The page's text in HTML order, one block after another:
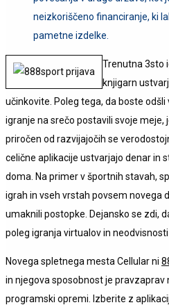
neizkoriščeno financiranje, ki
pametne izdelke.
Trenutna 3sto
knjigarn
učinkovite. Poleg tega, da boste
igranje na srečo postavili svoje meje,
priročen od razvijajočih se
celične aplikacije ustvarjajo denar in
doma. Na primer v športnih stavah,
igrah in vseh vrstah povsem novega
umaknili postopke. Dejansko se zdi,
poleg igranja virtualov in neodvisnosti
Novega spletnega mesta Cellular ni
in njegova sposobnost je pravzaprav
programski opremi. Izberite z